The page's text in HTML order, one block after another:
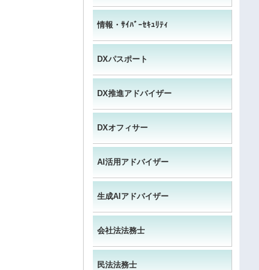
情報・ｻｲﾊﾞｰｾｷｭﾘﾃｨ
DXパスポート
DX推進アドバイザー
DXオフィサー
AI活用アドバイザー
生成AIアドバイザー
会社法法務士
民法法務士